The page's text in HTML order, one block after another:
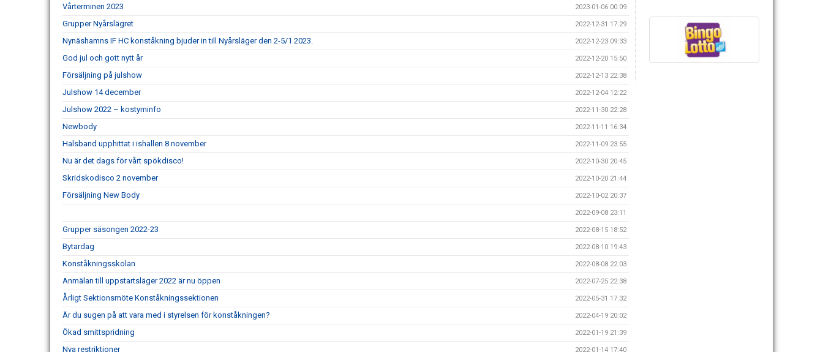
Vårterminen 2023 2023-01-06 00:09
Grupper Nyårslägret 2022-12-31 17:29
Nynäshamns IF HC konståkning bjuder in till Nyårsläger den 2-5/1 2023. 2022-12-23 09:33
God jul och gott nytt år 2022-12-20 15:50
Försäljning på julshow 2022-12-13 22:38
Julshow 14 december 2022-12-04 12:22
Julshow 2022 – kostyminfo 2022-11-30 22:28
Newbody 2022-11-11 16:34
Halsband upphittat i ishallen 8 november 2022-11-09 23:55
Nu är det dags för vårt spökdisco! 2022-10-30 20:45
Skridskodisco 2 november 2022-10-20 21:44
Försäljning New Body 2022-10-02 20:37
2022-09-08 23:11
Grupper säsongen 2022-23 2022-08-15 18:52
Bytardag 2022-08-10 19:43
Konståkningsskolan 2022-08-08 22:03
Anmälan till uppstartsläger 2022 är nu öppen 2022-07-25 22:38
Årligt Sektionsmöte Konståkningssektionen 2022-05-31 17:32
Är du sugen på att vara med i styrelsen för konståkningen? 2022-04-19 20:02
Ökad smittspridning 2022-01-19 21:39
Nya restriktioner 2022-01-14 17:40